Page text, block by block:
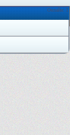
Онлайн: 1